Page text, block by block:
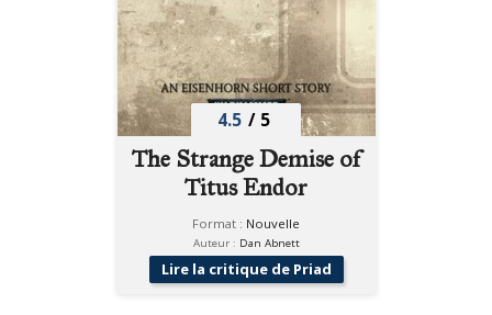
4.5 / 5
The Strange Demise of
Titus Endor
Format : Nouvelle
Auteur : Dan Abnett
Lire la critique de Priad